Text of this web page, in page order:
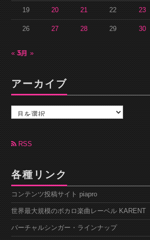
19 20 21 22 23
26 27 28 29 30
« 3月5月 »
アーカイブ
カ
ブRSS
各種リンク
コンテンツ投稿サイト piapro
世界最大規模のボカロ楽曲レーベル KARENT
バーチャルシンガー・ラインナップ